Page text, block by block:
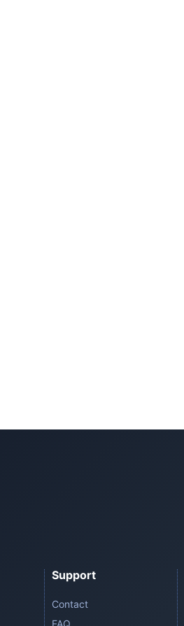
Support
Contact
FAQ